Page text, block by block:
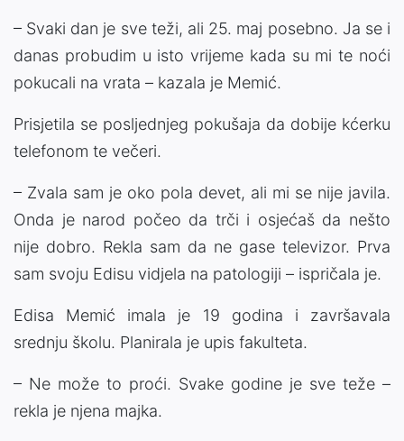
– Svaki dan je sve teži, ali 25. maj posebno. Ja se i
danas probudim u isto vrijeme kada su mi te noći
pokucali na vrata – kazala je Memić.
Prisjetila se posljednjeg pokušaja da dobije kćerku
telefonom te večeri.
– Zvala sam je oko pola devet, ali mi se nije javila.
Onda je narod počeo da trči i osjećaš da nešto
nije dobro. Rekla sam da ne gase televizor. Prva
sam svoju Edisu vidjela na patologiji – ispričala je.
Edisa Memić imala je 19 godina i završavala
srednju školu. Planirala je upis fakulteta.
– Ne može to proći. Svake godine je sve teže –
rekla je njena majka.